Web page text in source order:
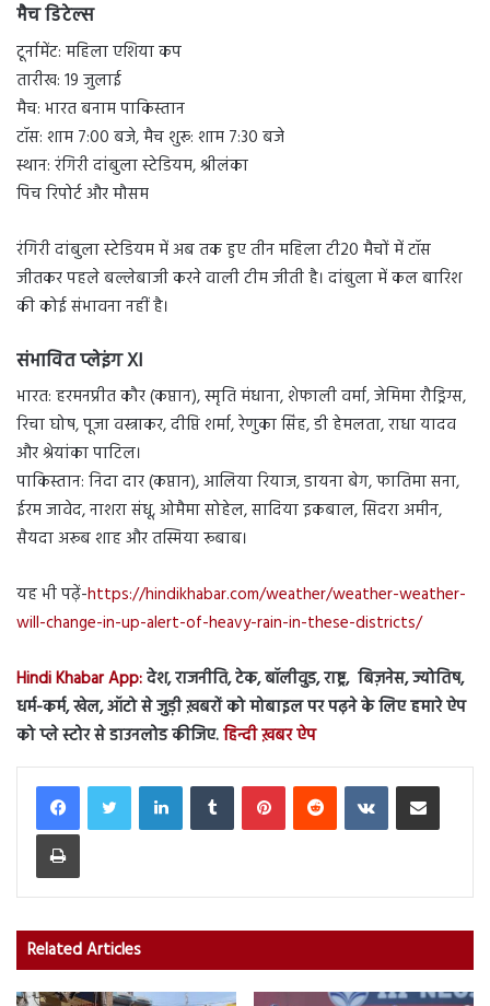
मैच डिटेल्स
टूर्नामेंट: महिला एशिया कप
तारीख: 19 जुलाई
मैच: भारत बनाम पाकिस्तान
टॉस: शाम 7:00 बजे, मैच शुरू: शाम 7:30 बजे
स्थान: रंगिरी दांबुला स्टेडियम, श्रीलंका
पिच रिपोर्ट और मौसम
रंगिरी दांबुला स्टेडियम में अब तक हुए तीन महिला टी20 मैचों में टॉस
जीतकर पहले बल्लेबाजी करने वाली टीम जीती है। दांबुला में कल बारिश
की कोई संभावना नहीं है।
संभावित प्लेइंग XI
भारत: हरमनप्रीत कौर (कप्तान), स्मृति मंधाना, शेफाली वर्मा, जेमिमा रौड्रिग्स,
रिचा घोष, पूजा वस्त्राकर, दीप्ति शर्मा, रेणुका सिंह, डी हेमलता, राधा यादव
और श्रेयांका पाटिल।
पाकिस्तान: निदा दार (कप्तान), आलिया रियाज, डायना बेग, फातिमा सना,
ईरम जावेद, नाशरा संधू, ओमैमा सोहेल, सादिया इकबाल, सिदरा अमीन,
सैयदा अरूब शाह और तस्मिया रूबाब।
यह भी पढ़ें-https://hindikhabar.com/weather/weather-weather-
will-change-in-up-alert-of-heavy-rain-in-these-districts/
Hindi Khabar App:देश, राजनीति, टेक, बॉलीवुड, राष्ट्र, बिज़नेस, ज्योतिष,
धर्म-कर्म, खेल, ऑटो से जुड़ी ख़बरों को मोबाइल पर पढ़ने के लिए हमारे ऐप
को प्ले स्टोर से डाउनलोड कीजिए.हिन्दी ख़बर ऐप
LinkedInTumblr PinterestReddit VKontakteShare via Email
Print
Related Articles